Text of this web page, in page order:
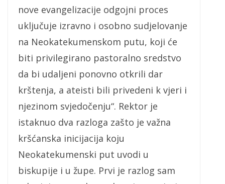
nove evangelizacije odgojni proces
uključuje izravno i osobno sudjelovanje
na Neokatekumenskom putu, koji će
biti privilegirano pastoralno sredstvo
da bi udaljeni ponovno otkrili dar
krštenja, a ateisti bili privedeni k vjeri i
njezinom svjedočenju“. Rektor je
istaknuo dva razloga zašto je važna
kršćanska inicijacija koju
Neokatekumenski put uvodi u
biskupije i u župe. Prvi je razlog sam